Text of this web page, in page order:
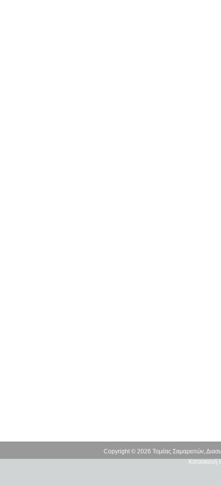
Copyright © 2026 Τομέας Σαμαρειτών,
Κατασκευή